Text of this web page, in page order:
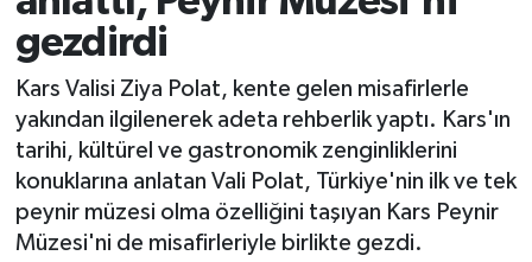
gezdirdi
Kars Valisi Ziya Polat, kente gelen misafirlerle
yakından ilgilenerek adeta rehberlik yaptı. Kars'ın
tarihi, kültürel ve gastronomik zenginliklerini
konuklarına anlatan Vali Polat, Türkiye'nin ilk ve tek
peynir müzesi olma özelliğini taşıyan Kars Peynir
Müzesi'ni de misafirleriyle birlikte gezdi.
Bölge
Advertising news
Canlı Maç
ÇEVRE
Son Dakika Haberleri
Haber Arşivi